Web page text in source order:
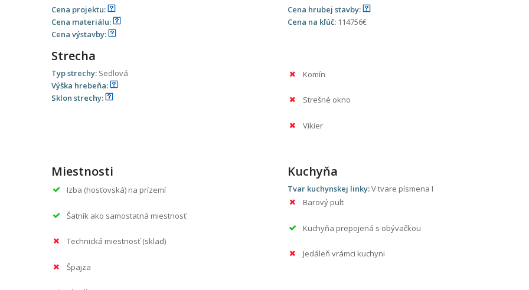
Cena projektu:
Cena materiálu:
Cena výstavby:
Cena hrubej stavby:
Cena na kľúč: 114756€
Strecha
Typ strechy: Sedlová
Výška hrebeňa:
Sklon strechy:
Komín
Strešné okno
Vikier
Miestnosti
Izba (hosťovská) na prízemí
Šatník ako samostatná miestnosť
Technická miestnosť (sklad)
Špajza
Kuchyňa
Tvar kuchynskej linky:V tvare písmena I
Barový pult
Kuchyňa prepojená s obývačkou
Jedáleň vrámci kuchyni